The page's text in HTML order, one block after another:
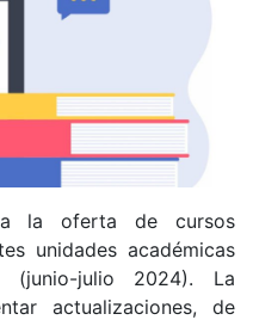
la oferta de cursos
unidades académicas
julio 2024). La
actualizaciones, de